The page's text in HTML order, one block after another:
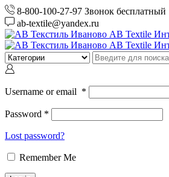
8-800-100-27-97 Звонок бесплатный
ab-textile@yandex.ru
Search
input
Username or email *
Password *
Lost password?
Remember Me